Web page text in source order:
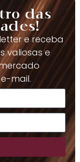
das
e receba
valiosas e
mail.